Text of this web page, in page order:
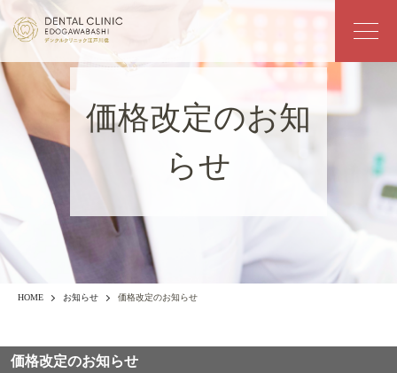
価格改定のお知
らせ
HOME お知らせ 価格改定のお知らせ
価格改定のお知らせ